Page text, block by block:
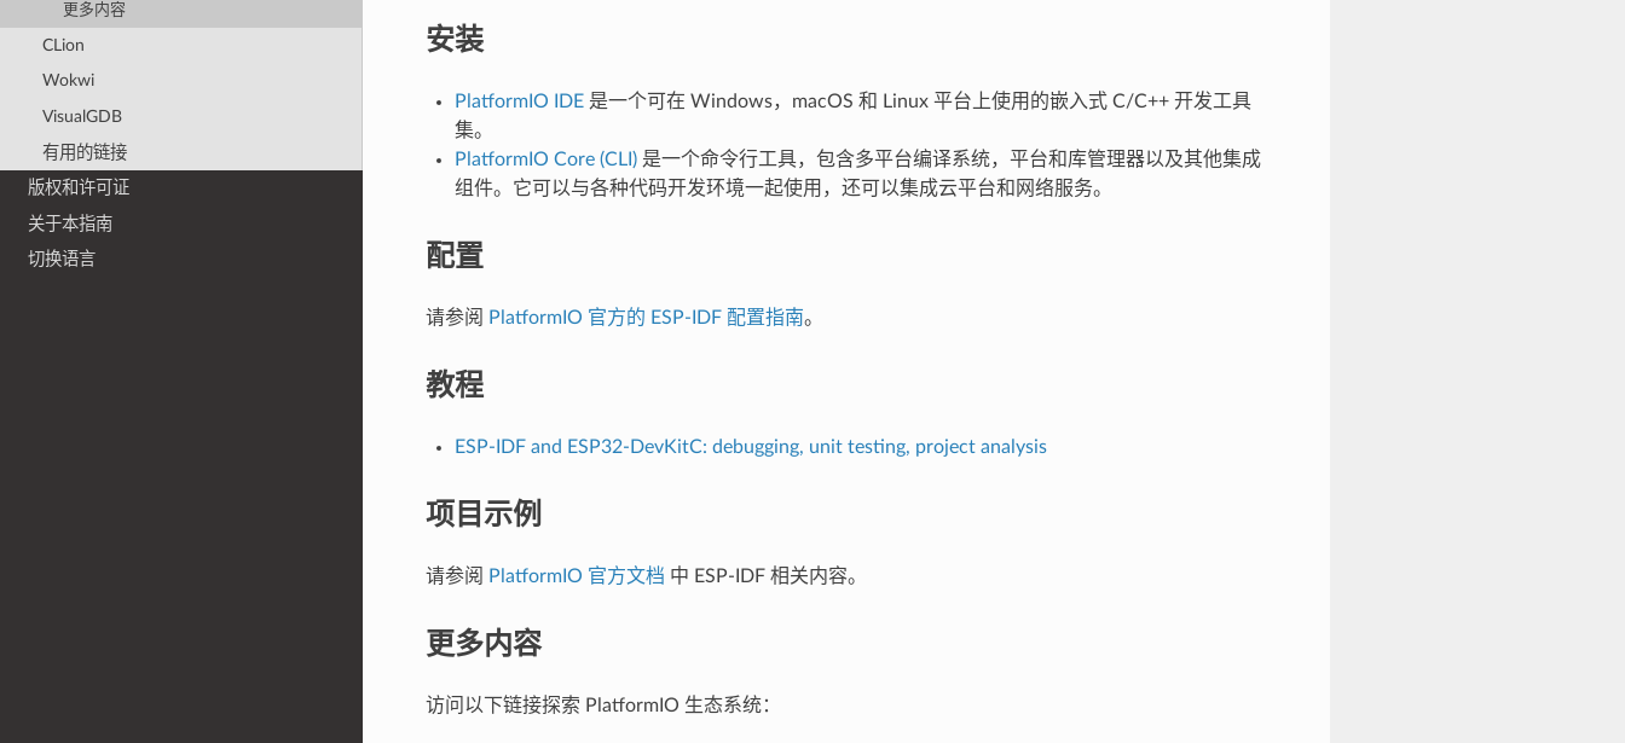
更多内容
CLion
Wokwi
VisualGDB
有用的链接
版权和许可证
关于本指南
切换语言
安装
PlatformIO IDE是一个可在 Windows，macOS 和 Linux 平台上使用的嵌入式 C/C++ 开发工具
集。
PlatformIO Core (CLI)是一个命令行工具，包含多平台编译系统，平台和库管理器以及其他集成
组件。它可以与各种代码开发环境一起使用，还可以集成云平台和网络服务。
配置
请参阅 PlatformIO 官方的 ESP-IDF 配置指南。
教程
ESP-IDF and ESP32-DevKitC: debugging, unit testing, project analysis
项目示例
请参阅 PlatformIO 官方文档 中 ESP-IDF 相关内容。
更多内容
访问以下链接探索 PlatformIO 生态系统：